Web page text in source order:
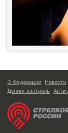
О Федерации Новости
Допинг-контроль